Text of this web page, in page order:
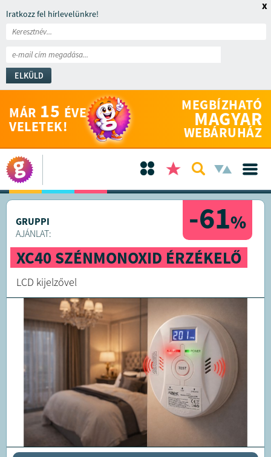
Iratkozz fel hírlevelünkre!
ELKÜLD
x
MÁR 15 ÉVE
VELETEK!
MEGBÍZHATÓ
MAGYAR
WEBÁRUHÁZ
-61%
GRUPPI
AJÁNLAT:
XC40 SZÉNMONOXID ÉRZÉKELŐ
LCD kijelzővel